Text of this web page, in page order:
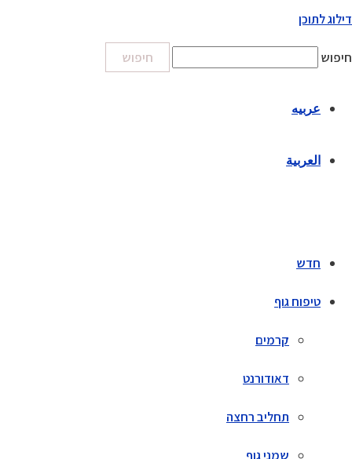
דילוג לתוכן
חיפוש חיפוש
عربيه
العربية
חדש
טיפוח גוף
קרמים
דאודורנט
תחליב רחצה
שמני גוף